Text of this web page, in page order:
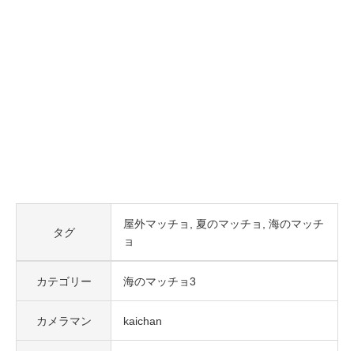
タグ
屋外マッチョ 夏のマッチョ
海のマッチ
ョ
カテゴリー 海のマッチョ3
カメラマン kaichan